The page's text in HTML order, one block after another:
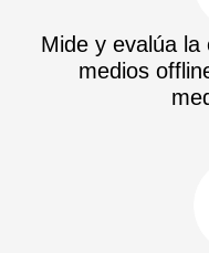
Mide y evalúa la
medios